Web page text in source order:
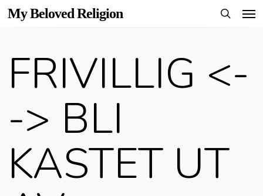
Skip
content
My Beloved Religion
FRIVILLIG <-
-> BLI
KASTET UT